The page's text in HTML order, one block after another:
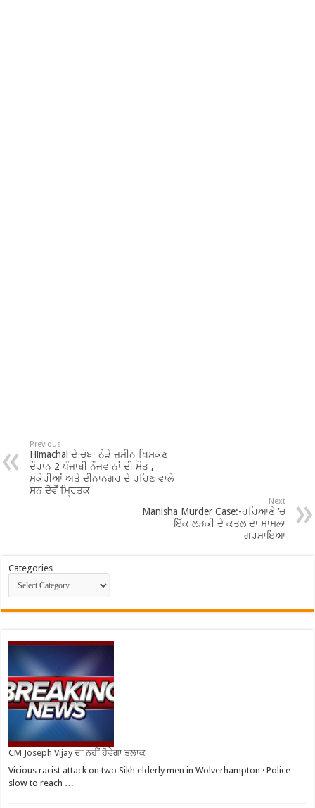
Previous
Himachal ਦੇ ਚੰਬਾ ਨੇੜੇ ਜ਼ਮੀਨ ਖਿਸਕਣ
ਦੌਰਾਨ 2 ਪੰਜਾਬੀ ਨੌਜਵਾਨਾਂ ਦੀ ਮੌਤ ,
ਮੁਕੇਰੀਆਂ ਅਤੇ ਦੀਨਾਨਗਰ ਦੇ ਰਹਿਣ ਵਾਲੇ
ਸਨ ਦੋਵੇਂ ਮ੍ਰਿਤਕ
Next
Manisha Murder Case:-ਹਰਿਆਣੇ ‘ਚ
ਇੱਕ ਲੜਕੀ ਦੇ ਕਤਲ ਦਾ ਮਾਮਲਾ
ਗਰਮਾਇਆ
Categories
CM Joseph Vijay ਦਾ ਨਹੀਂ ਹੋਵੇਗਾ ਤਲਾਕ
Vicious racist attack on two Sikh elderly men in Wolverhampton · Police
slow to reach …